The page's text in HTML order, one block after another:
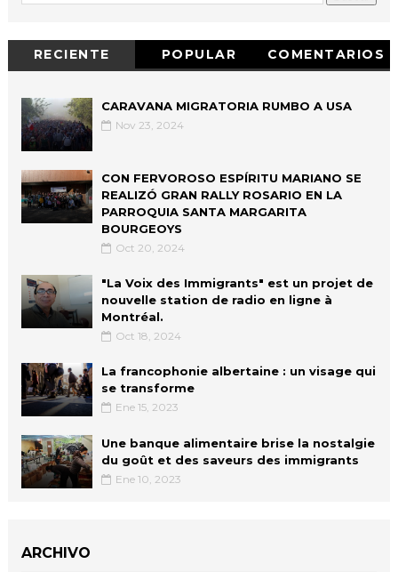
RECIENTE POPULAR COMENTARIOS
CARAVANA MIGRATORIA RUMBO A USA
Nov 23, 2024
CON FERVOROSO ESPÍRITU MARIANO SE
REALIZÓ GRAN RALLY ROSARIO EN LA
PARROQUIA SANTA MARGARITA
BOURGEOYS
Oct 20, 2024
"La Voix des Immigrants" est un projet de
nouvelle station de radio en ligne à
Montréal.
Oct 18, 2024
La francophonie albertaine : un visage qui
se transforme
Ene 15, 2023
Une banque alimentaire brise la nostalgie
du goût et des saveurs des immigrants
Ene 10, 2023
ARCHIVO